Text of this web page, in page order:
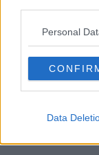
Personal
Data
Auftakt des
um die
Giro d'Italia